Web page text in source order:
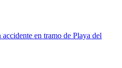
en tramo de Playa del